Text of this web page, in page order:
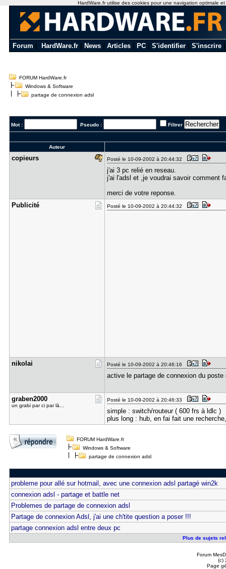
Forum HardWare.fr News Articles PC S'identifier S'inscrire
FORUM HardWare.fr
Windows & Software
partage de connexion adsl
Mot : Pseudo : Filtrer
Auteur
copieurs Posté le 10-09-2002 à 20:44:32
j'ai 3 pc relié en reseau.
j'ai l'adsl et ,je voudrai savoir comment
merci de votre reponse.
Publicité
Posté le 10-09-2002 à 20:44:32
nikolai Posté le 10-09-2002 à 20:46:16
active le partage de connexion du
graben2000
un grabi par ci par là...
Posté le 10-09-2002 à 20:46:33
simple : switch/routeur ( 600 frs à ldlc )
plus long : hub, en fai fait une
FORUM HardWare.fr
Windows & Software
partage de connexion adsl
probleme pour allé sur hotmail, avec une connexion adsl partagé win2k
connexion adsl - partage et battle net
Problemes de partage de connexion adsl
Partage de connexion Adsl, j'ai une ch'tite question a poser !!!
partage connexion adsl entre deux pc
Plus de sujets
Forum
(c)
Page
HardWare.fr utilise des cookies pour une navigation optimale